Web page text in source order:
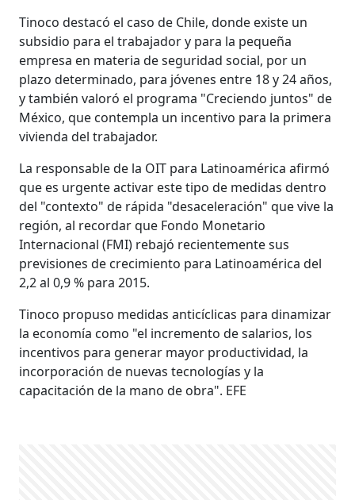
Tinoco destacó el caso de Chile, donde existe un
subsidio para el trabajador y para la pequeña
empresa en materia de seguridad social, por un
plazo determinado, para jóvenes entre 18 y 24 años,
y también valoró el programa "Creciendo juntos" de
México, que contempla un incentivo para la primera
vivienda del trabajador.
La responsable de la OIT para Latinoamérica afirmó
que es urgente activar este tipo de medidas dentro
del "contexto" de rápida "desaceleración" que vive la
región, al recordar que Fondo Monetario
Internacional (FMI) rebajó recientemente sus
previsiones de crecimiento para Latinoamérica del
2,2 al 0,9 % para 2015.
Tinoco propuso medidas anticíclicas para dinamizar
la economía como "el incremento de salarios, los
incentivos para generar mayor productividad, la
incorporación de nuevas tecnologías y la
capacitación de la mano de obra". EFE